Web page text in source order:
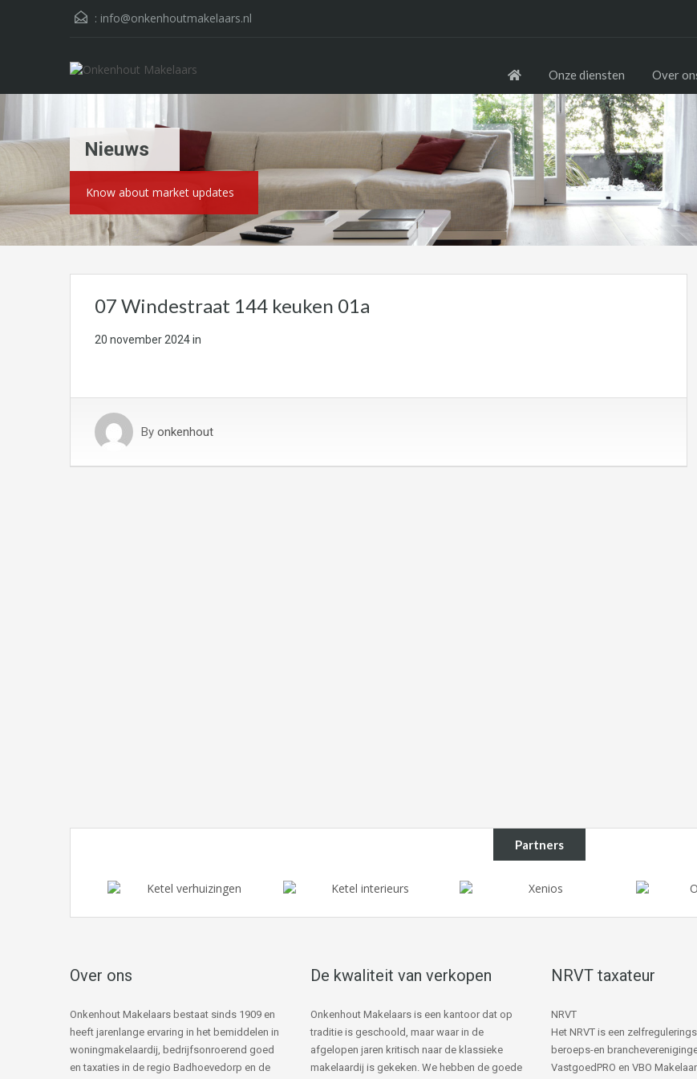
: info@onkenhoutmakelaars.nl
Onze diensten Over
Nieuws
Know about market updates
07 Windestraat 144 keuken 01a
20 november 2024in
By onkenhout
Partners
Over ons
Onkenhout Makelaars bestaat sinds 1909 en
heeft jarenlange ervaring in het bemiddelen in
woningmakelaardij, bedrijfsonroerend goed
en taxaties in de regio Badhoevedorp en de
De kwaliteit van verkopen
Onkenhout Makelaars is een kantoor dat op
traditie is geschoold, maar waar in de
afgelopen jaren kritisch naar de klassieke
makelaardij is gekeken. We hebben de goede
NRVT taxateur
NRVT
Het NRVT is een
beroeps-en
VastgoedPRO en VBO